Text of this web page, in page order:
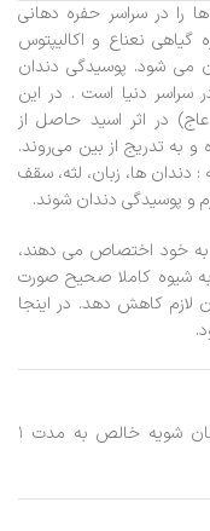
را در سراسر حفره دهانی
نعناع و اکالیپتوس
شود. پوسیدگی دندان
سراسر دنیا است . در این
در اثر اسید حاصل از
و به تدریج از بین می‌روند.
دندان ها، زبان، لثه، سقف
و پوسیدگی دندان شوند.
دهان را به خود اختصاص می دهند،
شیوه کاملا صحیح صورت
لازم کاهش دهد. در اینجا
روزی دوبار صبح وشب با ۱۵ میلی لیتر دهان شویه خالص به مدت ۱